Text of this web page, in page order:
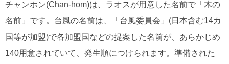
チャンホン(Chan-hom)は、ラオスが用意した名前で「木の
名前」です。台風の名前は、「台風委員会」(日本含む14カ
国等が加盟)で各加盟国などの提案した名前が、あらかじめ
140用意されていて、発生順につけられます。準備された